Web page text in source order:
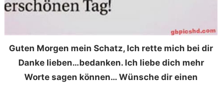
Guten Morgen mein Schatz, Ich rette mich bei dir
Danke lieben…bedanken. Ich liebe dich mehr
Worte sagen können… Wünsche dir einen